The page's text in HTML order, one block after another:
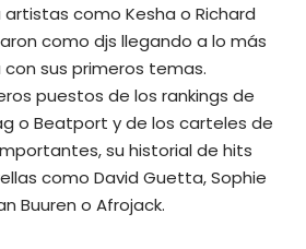
como Kesha o Richard
como djs llegando a lo más
sus primeros temas.
puestos de los rankings de
o Beatport y de los carteles de
su historial de hits
como David Guetta, Sophie
Buuren o Afrojack.